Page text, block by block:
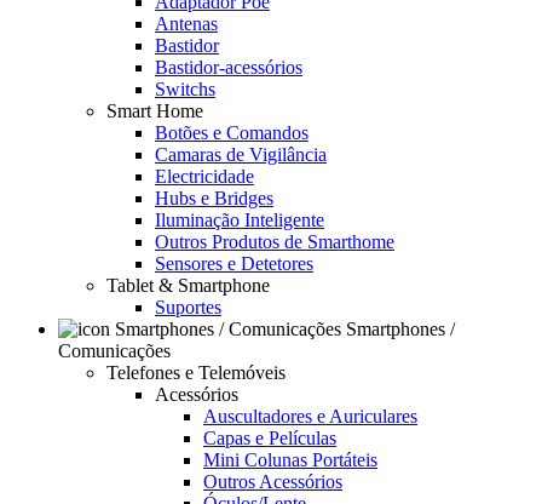
Antenas
Bastidor
Bastidor-acessórios
Switchs
Smart Home
Botões e Comandos
Camaras de Vigilância
Electricidade
Hubs e Bridges
Iluminação Inteligente
Outros Produtos de Smarthome
Sensores e Detetores
Tablet & Smartphone
Suportes
Smartphones /
Comunicações
Telefones e Telemóveis
Acessórios
Auscultadores e Auriculares
Capas e Películas
Mini Colunas Portáteis
Outros Acessórios